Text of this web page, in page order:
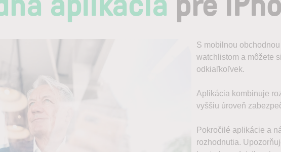
S mobilnou
watchlistom a môžete
odkiaľkoľvek.
Aplikácia kombinuje
vyššiu úroveň
Pokročilé aplikácie a
rozhodnutia.